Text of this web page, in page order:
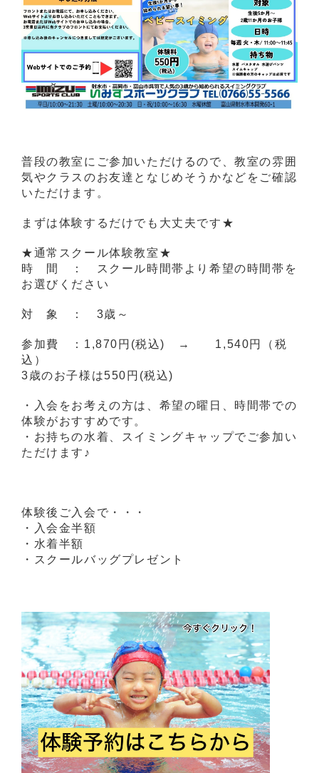
普段の教室にご参加いただけるので、教室の雰囲
気やクラスのお友達となじめそうかなどをご確認
いただけます。
まずは体験するだけでも大丈夫です★
★通常スクール体験教室★
時 間 ： スクール時間帯より希望の時間帯を
お選びください
対 象 ： 3歳～
参加費 ：1,870円(税込) → 1,540円（税
込）
3歳のお子様は550円(税込)
・入会をお考えの方は、希望の曜日、時間帯での
体験がおすすめです。
・お持ちの水着、スイミングキャップでご参加い
ただけます♪
体験後ご入会で・・・
・入会金半額
・水着半額
・スクールバッグプレゼント